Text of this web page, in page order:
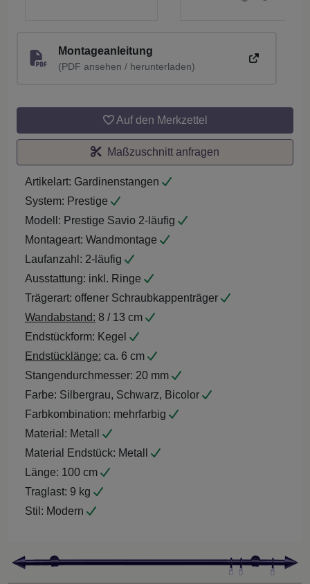
Montageanleitung
(PDF ansehen / herunterladen)
Auf den Merkzettel
Maßzuschnitt anfragen
Artikelart: Gardinenstangen
System: Prestige
Modell: Prestige Savio 2-läufig
Montageart: Wandmontage
Laufanzahl: 2-läufig
Ausstattung: inkl. Ringe
Trägerart: offener Schraubkappenträger
Wandabstand: 8 / 13 cm
Endstückform: Kegel
Endstücklänge: ca. 6 cm
Stangendurchmesser: 20 mm
Farbe: Silbergrau, Schwarz, Bicolor
Farbkombination: mehrfarbig
Material: Metall
Material Endstück: Metall
Länge: 100 cm
Traglast: 9 kg
Stil: Modern